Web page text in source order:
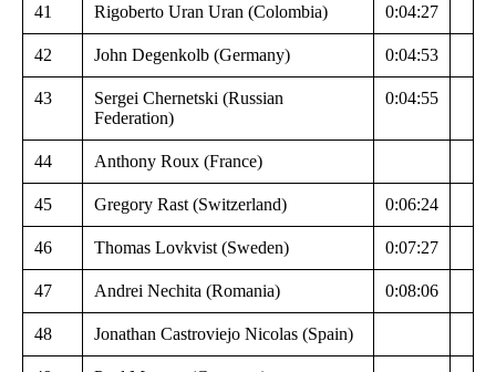
41 Rigoberto Uran Uran (Colombia) 0:04:27
42 John Degenkolb (Germany) 0:04:53
43
Sergei Chernetski (Russian
Federation)
0:04:55
44 Anthony Roux (France)
45 Gregory Rast (Switzerland) 0:06:24
46 Thomas Lovkvist (Sweden) 0:07:27
47 Andrei Nechita (Romania) 0:08:06
48 Jonathan Castroviejo Nicolas (Spain)